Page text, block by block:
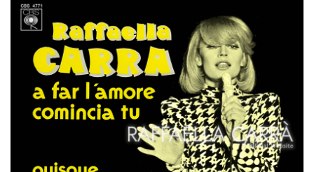
45 GIRI
PUSIQUE TU L’ AIMES DIS-LE LUI